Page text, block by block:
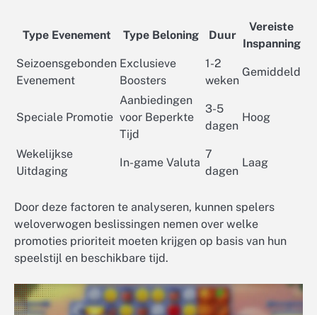
Type Evenement Type Beloning Duur
Vereiste
Inspanning
Seizoensgebonden
Evenement
Exclusieve
Boosters
1-2
weken
Gemiddeld
Speciale Promotie
Aanbiedingen
voor Beperkte
Tijd
3-5
dagen
Hoog
Wekelijkse
Uitdaging
In-game Valuta
7
dagen
Laag
Door deze factoren te analyseren, kunnen spelers
weloverwogen beslissingen nemen over welke
promoties prioriteit moeten krijgen op basis van hun
speelstijl en beschikbare tijd.